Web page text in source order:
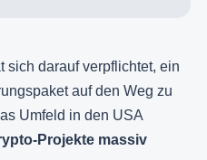
sich darauf verpflichtet, ein
auf den Weg zu
Umfeld in den USA
Projekte massiv